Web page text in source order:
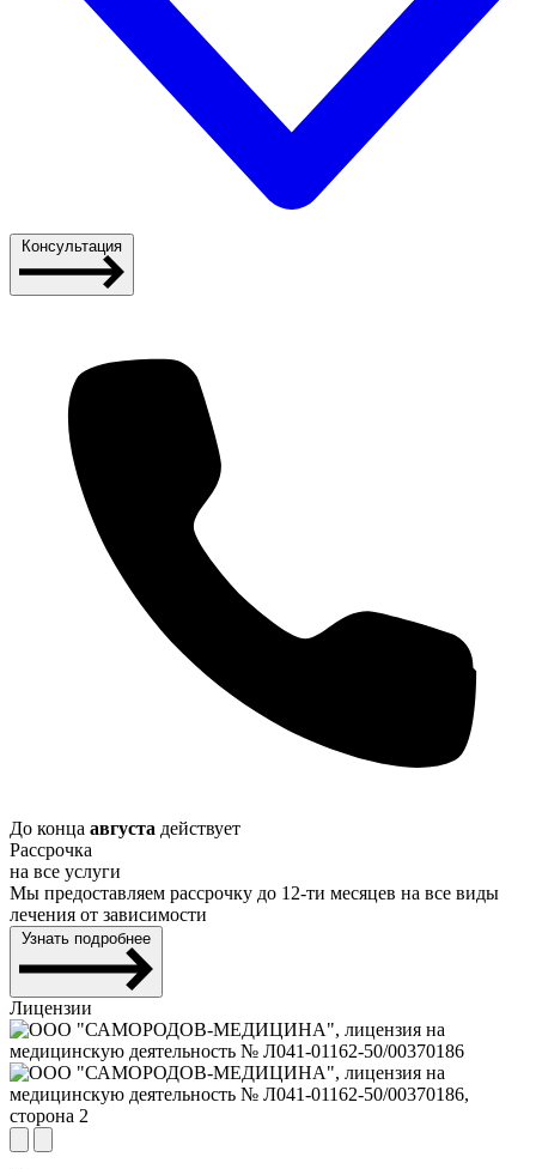
Консультация
До конца августа действует
Рассрочка
на все услуги
Мы предоставляем рассрочку до 12-ти месяцев на все виды
лечения от зависимости
Узнать подробнее
Лицензии